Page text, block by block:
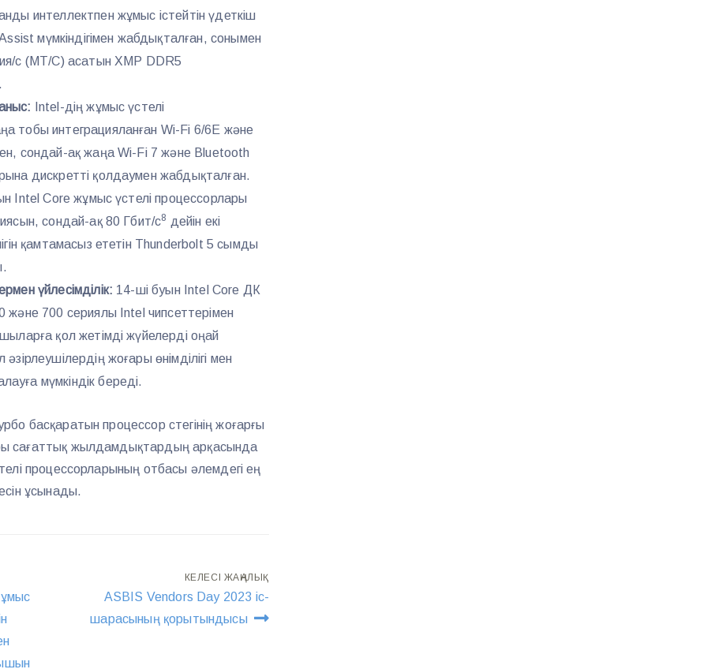
интеллектпен жұмыс істейтін үдеткіш
мүмкіндігімен жабдықталған, сонымен
с (МТ/С) асатын XMP DDR5
Intel-дің жұмыс үстелі
тобы интеграцияланған Wi-Fi 6/6E және
сондай-ақ жаңа Wi-Fi 7 және Bluetooth
дискретті қолдаумен жабдықталған.
Intel Core жұмыс үстелі процессорлары
сондай-ақ 80 Гбит/с8 дейін екі
қамтамасыз ететін Thunderbolt 5 сымды
үйлесімділік: 14-ші буын Intel Core ДК
және 700 сериялы Intel чипсеттерімен
қол жетімді жүйелерді оңай
жоғары өнімділігі мен
мүмкіндік береді.
басқаратын процессор стегінің жоғарғы
сағаттық жылдамдықтардың арқасында
процессорларының отбасы әлемдегі ең
ұсынады.
КЕЛЕСІ ЖАҢАЛЫҚ
ASBIS Vendors Day 2023 іс-
шарасының қорытындысы